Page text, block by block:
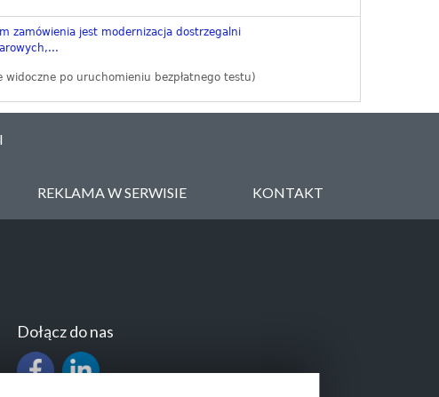
zamówienia jest modernizacja dostrzegalni
widoczne po uruchomieniu bezpłatnego testu)
REKLAMA W SERWISIE KONTAKT
Dołącz do nas